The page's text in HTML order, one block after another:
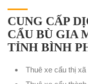
CUNG CẤP
CẨU BÙ GIA
TỈNH BÌNH
Thuê xe cẩu thị